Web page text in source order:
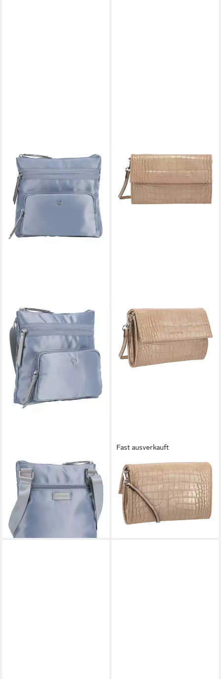
GERRY WEBER
Umhängetasche Echoes
46,19 € UVP69,99 €
-34%
lieferbar - in 2-3 Werktagen bei dir
Fast ausverkauft
GERRY WEBER
Clutch Clutch
55,29 € UVP69,99 €
-21%
lieferbar - in 2-3 Werktagen bei dir